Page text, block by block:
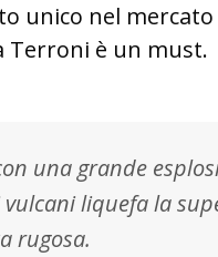
unico nel
Terroni è un must.
una grande
liquefa la
rugosa.